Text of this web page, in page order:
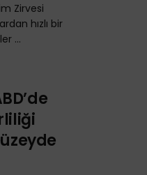
Zirvesi
hızlı bir
...